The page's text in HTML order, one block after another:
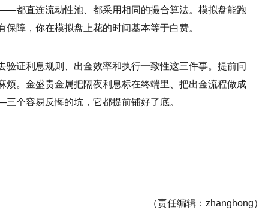
都直连流动性池、都采用相同的撮合算法。模拟盘能跑
障，你在模拟盘上花的时间基本等于白费。
证利息规则、出金效率和执行一致性这三件事。提前问
。金盛贵金属把隔夜利息标在终端里、把出金流程做成
个容易反悔的坑，它都提前铺好了底。
（责任编辑：zhanghong）